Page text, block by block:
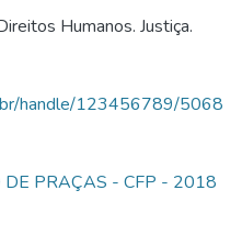
Humanos. Justiça.
handle/123456789/5068
DE PRAÇAS - CFP - 2018